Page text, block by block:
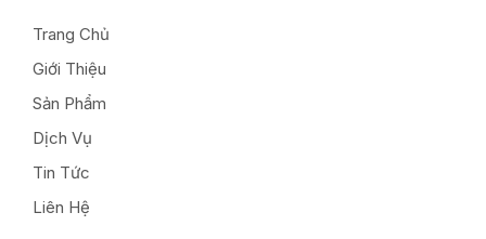
Trang Chủ
Giới Thiệu
Sản Phẩm
Dịch Vụ
Tin Tức
Liên Hệ